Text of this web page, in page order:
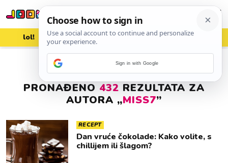
lol! aww vrh! woot?!
PRONAĐENO 432 REZULTATA ZA
AUTORA „MISS7”
RECEPT
Dan vruće čokolade: Kako volite, s
chillijem ili šlagom?
Sign in with Google